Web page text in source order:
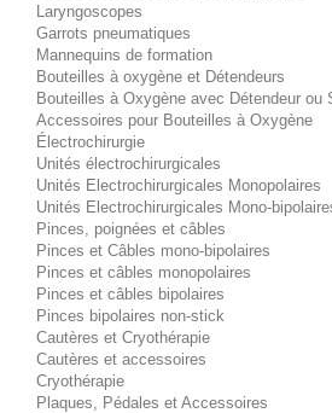
Laryngoscopes
Garrots pneumatiques
Mannequins de formation
Bouteilles à oxygène et Détendeurs
Bouteilles à Oxygène avec Détendeur ou
Accessoires pour Bouteilles à Oxygène
Électrochirurgie
Unités électrochirurgicales
Unités Electrochirurgicales Monopolaires
Unités Electrochirurgicales Mono-
Pinces, poignées et câbles
Pinces et Câbles mono-bipolaires
Pinces et câbles monopolaires
Pinces et câbles bipolaires
Pinces bipolaires non-stick
Cautères et Cryothérapie
Cautères et accessoires
Cryothérapie
Plaques, Pédales et Accessoires